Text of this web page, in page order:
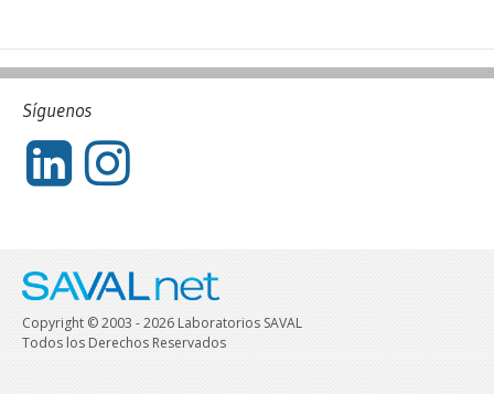
Síguenos
Copyright © 2003 - 2026 Laboratorios SAVAL
Todos los Derechos Reservados